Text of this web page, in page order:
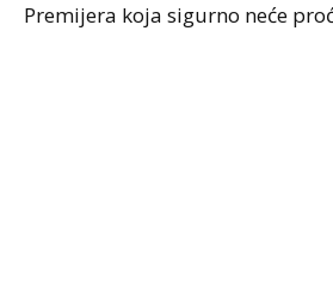
Premijera koja sigurno neće